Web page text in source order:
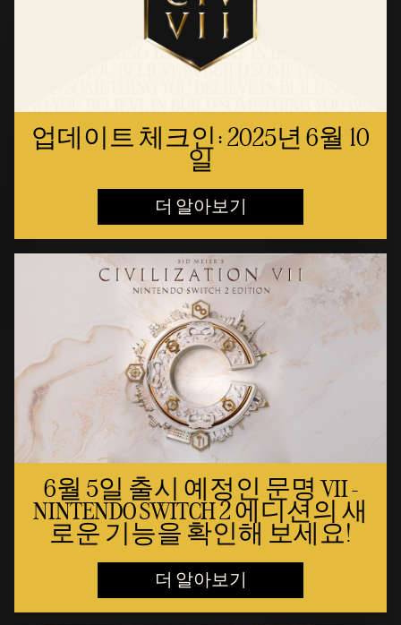
업데이트 체크인: 2025년 6월 10
일
더 알아보기
6월 5일 출시 예정인 문명 VII -
NINTENDO SWITCH 2 에디션의 새
로운 기능을 확인해 보세요!
더 알아보기